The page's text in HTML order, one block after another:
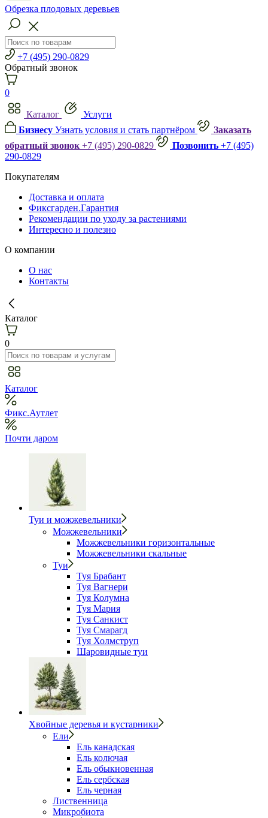
Обрезка плодовых деревьев
+7 (495) 290-0829
Обратный звонок
0
Каталог
Услуги
Бизнесу Узнать условия и стать партнёром
Заказать
обратный звонок +7 (495) 290-0829 Позвонить +7 (495)
290-0829
Покупателям
Доставка и оплата
Фиксгарден.Гарантия
Рекомендации по уходу за растениями
Интересно и полезно
О компании
О нас
Контакты
Каталог
0
Каталог
Фикс.Аутлет
Почти даром
Туи и можжевельники
Можжевельники
Можжевельники горизонтальные
Можжевельники скальные
Туи
Туя Брабант
Туя Вагнери
Туя Колумна
Туя Мария
Туя Санкист
Туя Смарагд
Туя Холмструп
Шаровидные туи
Хвойные деревья и кустарники
Ели
Ель канадская
Ель колючая
Ель обыкновенная
Ель сербская
Ель черная
Лиственница
Микробиота